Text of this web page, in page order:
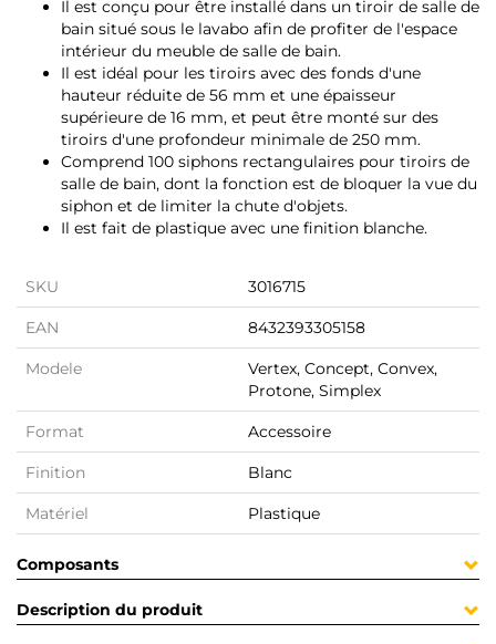
Il est conçu pour être installé dans un tiroir de salle de
bain situé sous le lavabo afin de profiter de l'espace
intérieur du meuble de salle de bain.
Il est idéal pour les tiroirs avec des fonds d'une
hauteur réduite de 56 mm et une épaisseur
supérieure de 16 mm, et peut être monté sur des
tiroirs d'une profondeur minimale de 250 mm.
Comprend 100 siphons rectangulaires pour tiroirs de
salle de bain, dont la fonction est de bloquer la vue du
siphon et de limiter la chute d'objets.
Il est fait de plastique avec une finition blanche.
SKU 3016715
EAN 8432393305158
Modele
Vertex, Concept, Convex,
Protone, Simplex
Format Accessoire
Finition Blanc
Matériel Plastique
Composants
Description du produit